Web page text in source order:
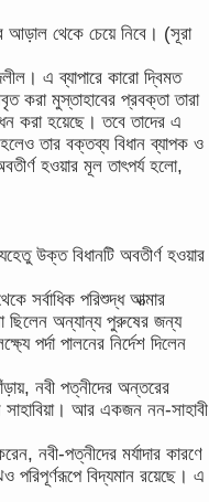
আড়াল থেকে চেয়ে নিবে। (সূরা
এ ব্যাপারে কারো দ্বিমত
করা মুস্তাহাবের প্রবক্তা তারা
করা হয়েছে। তবে তাদের এ
তার বক্তব্য বিধান ব্যাপক ও
হওয়ার মূল তাৎপর্য হলো,
উক্ত বিধানটি অবতীর্ণ হওয়ার
সর্বাধিক পরিশুদ্ধ আত্মার
ছিলেন অন্যান্য পুরুষের জন্য
পর্দা পালনের নির্দেশ দিলেন
নবী পত্নীদের অন্তরের
আর একজন নন-সাহাবী
নবী-পত্নীদের মর্যাদার কারণে
পরিপূর্ণরূপে বিদ্যমান রয়েছে। এ